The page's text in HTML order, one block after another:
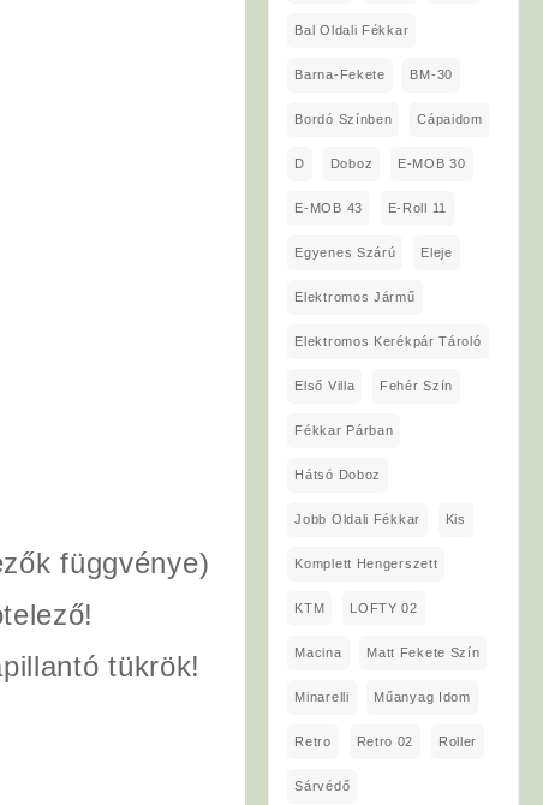
függvénye)
tükrök!
Bal Oldali Fékkar
Barna-Fekete BM-30
Bordó Színben Cápaidom
D Doboz E-MOB 30
E-MOB 43 E-Roll 11
Egyenes Szárú Eleje
Elektromos Jármű
Elektromos Kerékpár Tároló
Első Villa Fehér Szín
Fékkar Párban
Hátsó Doboz
Jobb Oldali Fékkar Kis
Komplett Hengerszett
KTM LOFTY 02
Macina Matt Fekete Szín
Minarelli Műanyag Idom
Retro Retro 02 Roller
Sárvédő